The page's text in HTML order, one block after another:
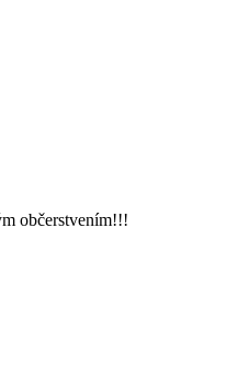
občerstvením!!!